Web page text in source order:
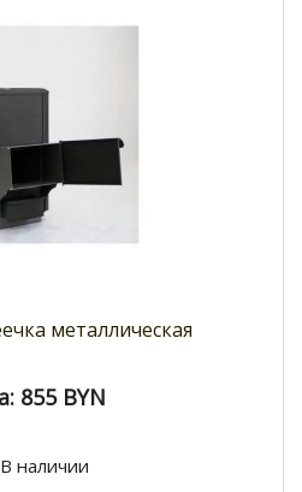
металлическая
855 BYN
В наличии